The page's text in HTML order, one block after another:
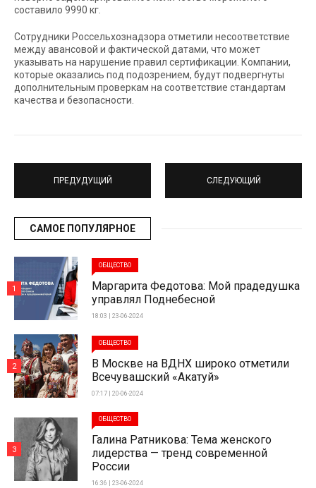
составило 9990 кг.
Сотрудники Россельхознадзора отметили несоответствие
между авансовой и фактической датами, что может
указывать на нарушение правил сертификации. Компании,
которые оказались под подозрением, будут подвергнуты
дополнительным проверкам на соответствие стандартам
качества и безопасности.
ПРЕДУДУЩИЙ СЛЕДУЮЩИЙ
САМОЕ ПОПУЛЯРНОЕ
ОБЩЕСТВО
Маргарита Федотова: Мой прадедушка
управлял Поднебесной
18:03 | 23-06-2024
1
ОБЩЕСТВО
В Москве на ВДНХ широко отметили
Всечувашский «Акатуй»
07:17 | 20-06-2024
2
ОБЩЕСТВО
Галина Ратникова: Тема женского
лидерства — тренд современной
России
16:36 | 23-06-2024
3